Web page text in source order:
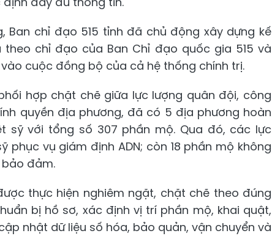
Ban chỉ đạo 515 tỉnh đã chủ động xây dựng kế
chỉ đạo của Ban Chỉ đạo quốc gia 515 và
cuộc đồng bộ của cả hệ thống chính trị.
hợp chặt chẽ giữa lực lượng quân đội, công
quyền địa phương, đã có 5 địa phương hoàn
sỹ với tổng số 307 phần mộ. Qua đó, các lực
vụ giám định ADN; còn 18 phần mộ không
đảm.
thực hiện nghiêm ngặt, chặt chẽ theo đúng
bị hồ sơ, xác định vị trí phần mộ, khai quật,
nhật dữ liệu số hóa, bảo quản, vận chuyển và